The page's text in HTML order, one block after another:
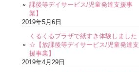
課後等デイサービス/児童発達支援事
業】
2019年5月6日
くるくるプラザで紙すき体験しました
☆【放課後等デイサービス/児童発達支
援事業】
2019年4月29日